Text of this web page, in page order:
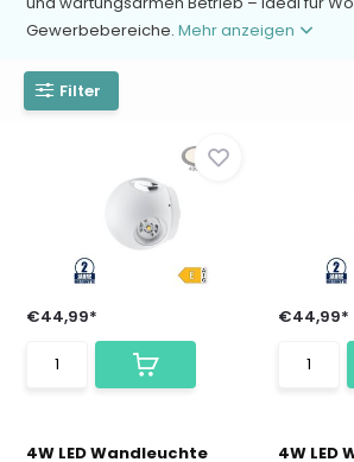
Gewerbebereiche.Mehr anzeigen
Filter
€44,99*
4W LED Wandleuchte
€44,99*
4W LED